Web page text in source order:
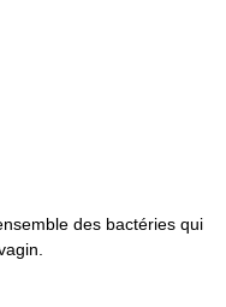
des bactéries qui